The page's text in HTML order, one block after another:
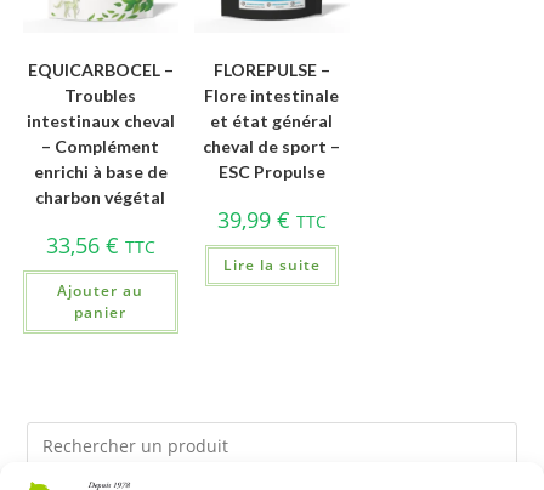
EQUICARBOCEL –
Troubles
intestinaux cheval
– Complément
enrichi à base de
charbon végétal
33,56 € TTC
Ajouter au
panier
FLOREPULSE –
Flore intestinale
et état général
cheval de sport –
ESC Propulse
39,99 € TTC
Lire la suite